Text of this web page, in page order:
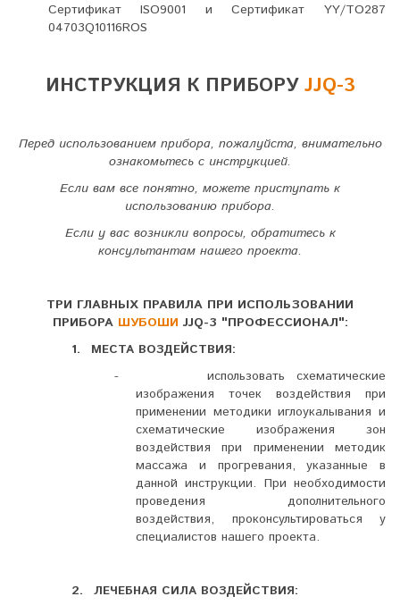
СертификатISO9001 и СертификатYY/ТО287
04703Q10116ROS
ИНСТРУКЦИЯ К ПРИБОРУ JJQ-3
Перед использованием прибора, пожалуйста, внимательно
ознакомьтесь с инструкцией.
Если вам все понятно, можете приступать к
использованию прибора.
Если у вас возникли вопросы, обратитесь к
консультантам нашего проекта.
ТРИ ГЛАВНЫХ ПРАВИЛА ПРИ ИСПОЛЬЗОВАНИИ
ПРИБОРА ШУБОШИ JJQ-3 "ПРОФЕССИОНАЛ":
1.
МЕСТА ВОЗДЕЙСТВИЯ:
-
использовать схематические
изображения точек воздействия при
применении методики иглоукалывания и
схематические изображения зон
воздействия при применении методик
массажа и прогревания, указанные в
данной инструкции. При необходимости
проведения дополнительного
воздействия, проконсультироваться у
специалистов нашего проекта.
2. ЛЕЧЕБНАЯ СИЛА ВОЗДЕЙСТВИЯ: